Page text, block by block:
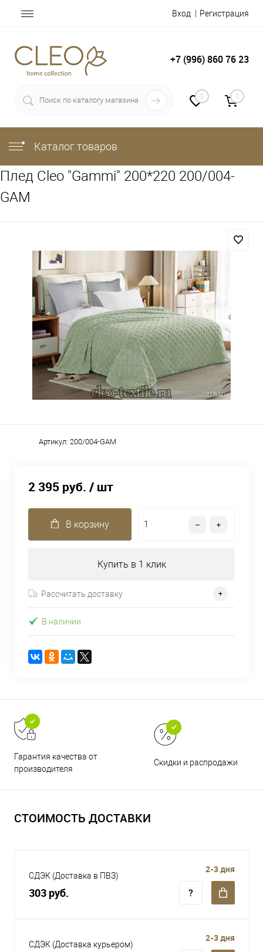
Вход Регистрация
+7 (996) 860 76 23
0 0
Каталог товаров
Плед Cleo "Gammi" 200*220 200/004-
GAM
Артикул: 200/004-GAM
2 395 руб. / шт
В корзину
Купить в 1 клик
Рассчитать доставку
В наличии
Гарантия качества от
производителя
Скидки и распродажи
СТОИМОСТЬ ДОСТАВКИ
СДЭК (Доставка в ПВЗ)
303 руб.
2-3 дня
СДЭК (Доставка курьером)
2-3 дня